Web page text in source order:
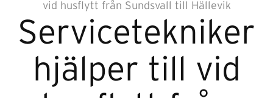
vid husflytt från Sundsvall till Hällevik
Servicetekniker
hjälper till vid